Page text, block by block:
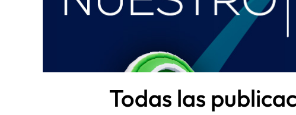
Todas las